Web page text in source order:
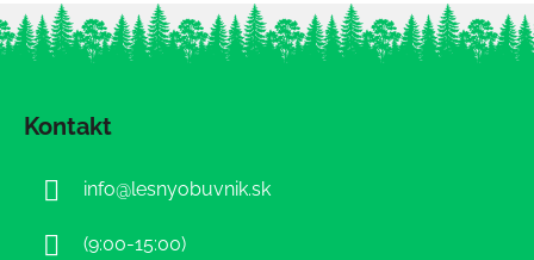
Kontakt
info@lesnyobuvnik.sk
(9:00-15:00)